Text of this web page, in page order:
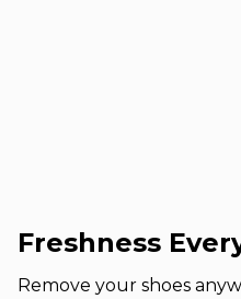
Freshness
Remove your shoes